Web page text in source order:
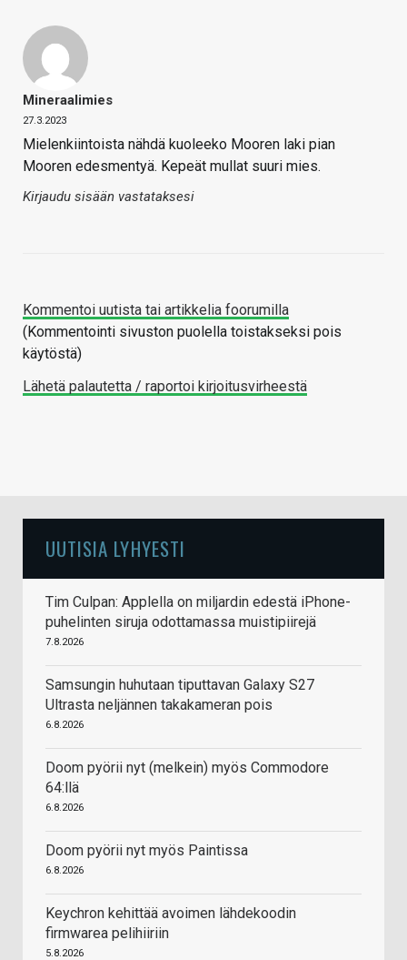
Mineraalimies
27.3.2023
Mielenkiintoista nähdä kuoleeko Mooren laki pian
Mooren edesmentyä. Kepeät mullat suuri mies.
Kirjaudu sisään vastataksesi
Kommentoi uutista tai artikkelia foorumilla
(Kommentointi sivuston puolella toistakseksi pois
käytöstä)
Lähetä palautetta / raportoi kirjoitusvirheestä
UUTISIA LYHYESTI
Tim Culpan: Applella on miljardin edestä iPhone-
puhelinten siruja odottamassa muistipiirejä
7.8.2026
Samsungin huhutaan tiputtavan Galaxy S27
Ultrasta neljännen takakameran pois
6.8.2026
Doom pyörii nyt (melkein) myös Commodore
64:llä
6.8.2026
Doom pyörii nyt myös Paintissa
6.8.2026
Keychron kehittää avoimen lähdekoodin
firmwarea pelihiiriin
5.8.2026